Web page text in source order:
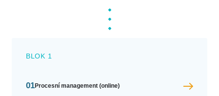
BLOK 1
01Procesní management (online)